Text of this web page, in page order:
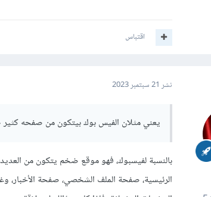
اقتباس
نشر 21 سبتمبر 2023
يعني مثلان الفيس بوك بيتكون من صفحه
بالنسبة لفيسبوك، فهو موقع ضخم يتكون من
الرئيسية، صفحة الملف الشخصي، صفحة الأخبار،